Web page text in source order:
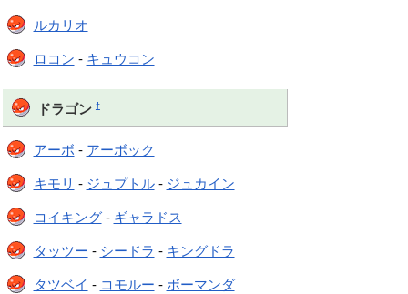
ルカリオ
ロコン - キュウコン
ドラゴン †
アーボ - アーボック
キモリ - ジュプトル- ジュカイン
コイキング- ギャラドス
タッツー - シードラ - キングドラ
タツベイ - コモルー - ボーマンダ